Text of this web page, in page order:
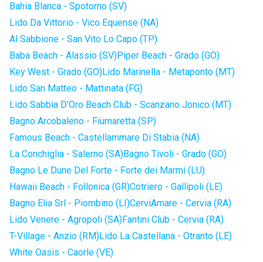
Bahia Blanca - Spotorno (SV)
Lido Da Vittorio - Vico Equense (NA)
Al Sabbione - San Vito Lo Capo (TP)
Baba Beach - Alassio (SV)Piper Beach - Grado (GO)
Key West - Grado (GO)Lido Marinella - Metaponto (MT)
Lido San Matteo - Mattinata (FG)
Lido Sabbia D'Oro Beach Club - Scanzano Jonico (MT)
Bagno Arcobaleno - Fiumaretta (SP)
Famous Beach - Castellammare Di Stabia (NA)
La Conchiglia - Salerno (SA)Bagno Tivoli - Grado (GO)
Bagno Le Dune Del Forte - Forte dei Marmi (LU)
Hawaii Beach - Follonica (GR)Cotriero - Gallipoli (LE)
Bagno Elia Srl - Piombino (LI)CerviAmare - Cervia (RA)
Lido Venere - Agropoli (SA)Fantini Club - Cervia (RA)
T-Village - Anzio (RM)Lido La Castellana - Otranto (LE)
White Oasis - Caorle (VE)